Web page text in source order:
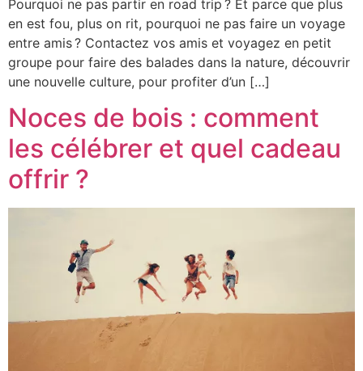
Carte cadeau voyage
Séjour surprise
Week-end en Europe
Week-end en France
Pourquoi ne pas partir en road trip ? Et parce que plus
en est fou, plus on rit, pourquoi ne pas faire un voyage
entre amis ? Contactez vos amis et voyagez en petit
groupe pour faire des balades dans la nature, découvrir
une nouvelle culture, pour profiter d’un […]
Noces de bois : comment
les célébrer et quel cadeau
offrir ?